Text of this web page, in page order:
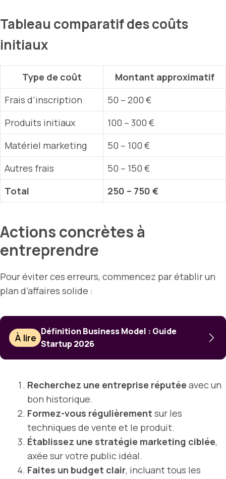
Tableau comparatif des coûts
initiaux
Type de coût
Montant approximatif
Frais d’inscription
50 – 200 €
Produits initiaux
100 – 300 €
Matériel marketing
50 – 100 €
Autres frais
50 – 150 €
Total
250 – 750 €
Actions concrètes à
entreprendre
Pour éviter ces erreurs, commencez par établir un
plan d’affaires solide :
À lire
Définition Business Model : Guide
Startup 2026
Recherchez une entreprise réputée avec un
bon historique.
Formez-vous régulièrement sur les
techniques de vente et le produit.
Établissez une stratégie marketing ciblée,
axée sur votre public idéal.
Faites un budget clair, incluant tous les